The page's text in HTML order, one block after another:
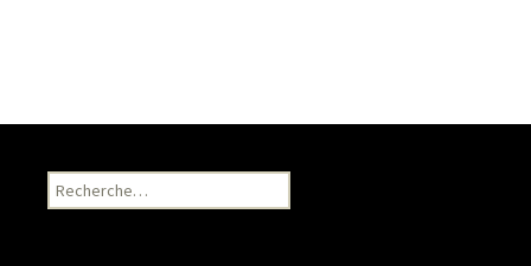
Recherche pour :